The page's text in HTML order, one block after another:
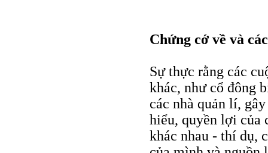
Chứng cớ về và
Sự thực rằng các
khác, như cổ đông
các nhà quản lí,
hiểu, quyền lợi của
khác nhau - thí dụ,